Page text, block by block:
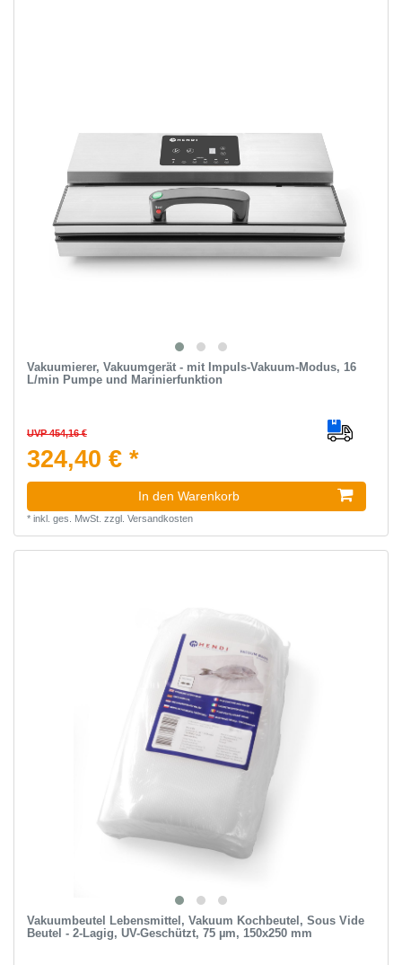
Vakuumierer, Vakuumgerät - mit Impuls-Vakuum-Modus, 16
L/min Pumpe und Marinierfunktion
UVP 454,16 €
324,40 € *
In den Warenkorb
* inkl. ges. MwSt. zzgl. Versandkosten
Vakuumbeutel Lebensmittel, Vakuum Kochbeutel, Sous Vide
Beutel - 2-Lagig, UV-Geschützt, 75 µm, 150x250 mm